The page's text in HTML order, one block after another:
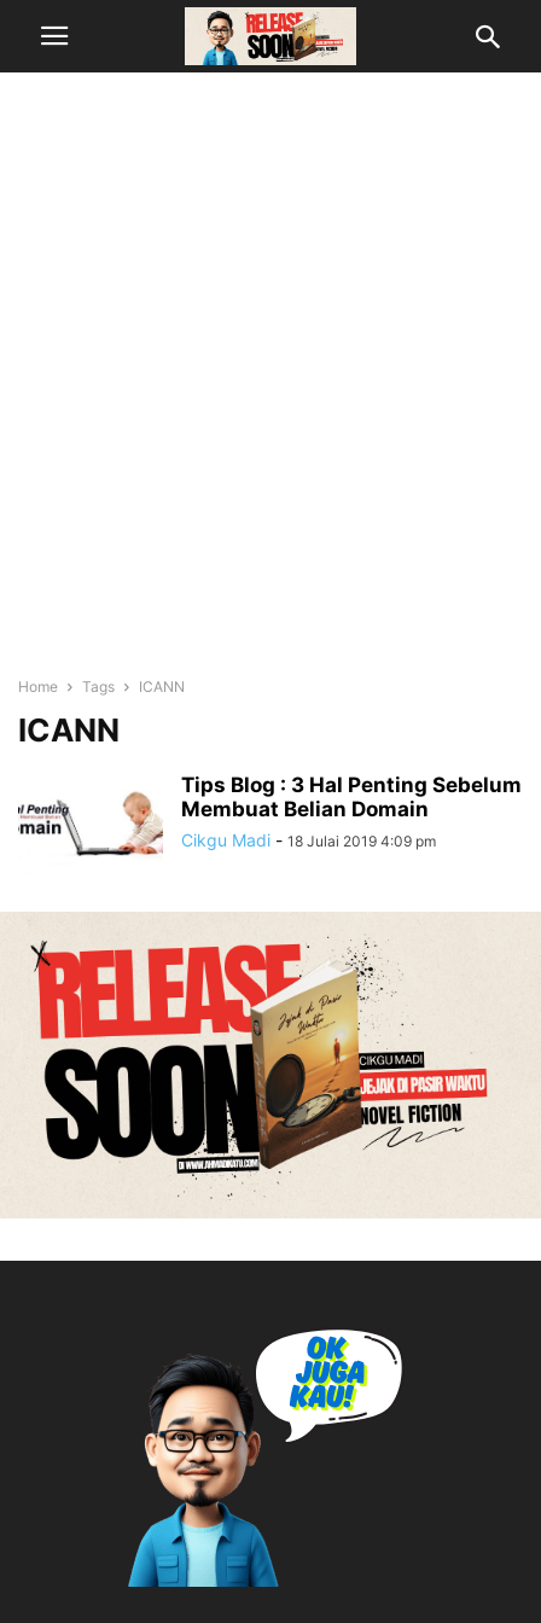
Home Tags ICANN
ICANN
Tips Blog : 3 Hal Penting Sebelum
Membuat Belian Domain
Cikgu Madi - 18 Julai 2019 4:09 pm